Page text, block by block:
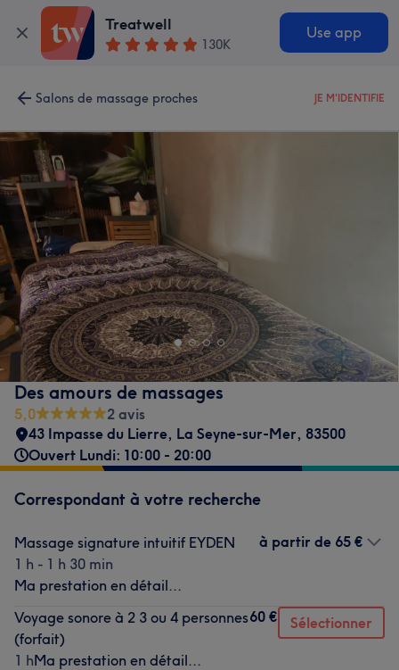
Treatwell
130K
Use app
Salons de massage proches JE M'IDENTIFIE
Des amours de massages
5,0
2 avis
43 Impasse du Lierre, La Seyne-sur-Mer, 83500
Ouvert Lundi: 10:00 - 20:00
Correspondant à votre recherche
Massage signature intuitif EYDEN
1 h - 1 h 30 min
Ma prestation en détail...
à partir de 65 €
Voyage sonore à 2 3 ou 4 personnes
(forfait)
1 hMa prestation en détail...
60 € Sélectionner